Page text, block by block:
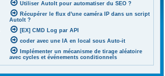
Utiliser AutoIt pour automatiser du SEO ?
Récupérer le flux d'une caméra IP dans un script
AutoIt ?
[EX] CMD Log par API
coder avec une IA en local sous Auto-it
Implémenter un mécanisme de tirage aléatoire
avec cycles et événements conditionnels